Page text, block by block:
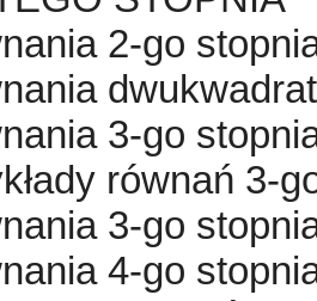
2-go
3-go
równań 3-
3-go
4-go